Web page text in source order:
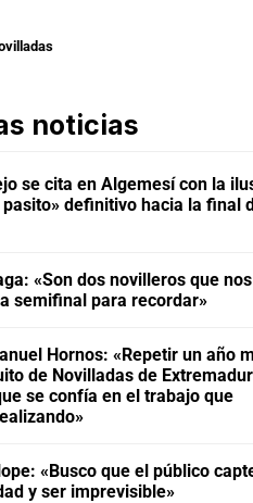
noticias
se cita en Algemesí con la
pasito» definitivo hacia la final
«Son dos novilleros que
semifinal para recordar»
Hornos: «Repetir un año
de Novilladas de
se confía en el trabajo que
«Busco que el público
y ser imprevisible»